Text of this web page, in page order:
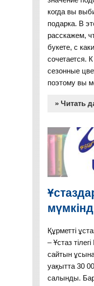
когда вы
подарка. В
расскажем,
букете, с
сочетается.
сезонные
поэтому вы
» Читать
Құрметті
– Ұстаз
сайтын
уақытта 30
салынды.